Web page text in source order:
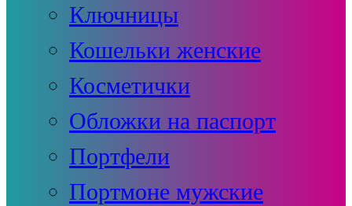
Ключницы
Кошельки женские
Косметички
Обложки на паспорт
Портфели
Портмоне мужские